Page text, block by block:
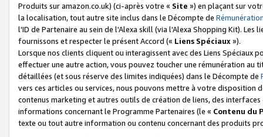
Produits sur amazon.co.uk) (ci-après votre « Site ») en plaçant sur
la localisation, tout autre site inclus dans le Décompte de
l'ID de Partenaire au sein de l'Alexa skill (via l'Alexa Shopping Kit).
fournissons et respecter le présent Accord (« Liens Spéciaux»).
Lorsque nos clients cliquent ou interagissent avec des Liens Spéciaux
effectuer une autre action, vous pouvez toucher une rémunération
détaillées (et sous réserve des limites indiquées) dans le Décompte de
vers ces articles ou services, nous pouvons mettre à votre disposition
contenus marketing et autres outils de création de liens, des
informations concernant le Programme Partenaires (le « Contenu du
texte ou tout autre information ou contenu concernant des produits